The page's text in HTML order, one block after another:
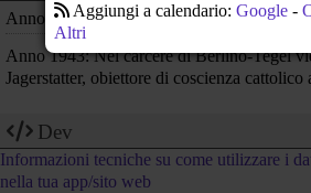
Anno 1945: La seconda bomba atomica
Anno 1943: Nel carcere di Berlino-Tegel
Jagerstatter, obiettore di coscienza cattolico
Dev
Informazioni tecniche su come utilizzare i
nella tua app/sito web
Aggiungi a calendario: Google-
Altri